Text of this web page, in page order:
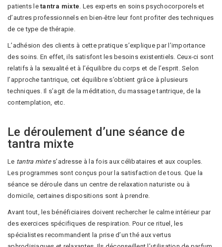
patients letantra mixte . Les experts en soins psychocorporels et
d’autres professionnels en bien-être leur font profiter des techniques
de ce type de thérapie.
L’adhésion des clients à cette pratique s’explique par l’importance
des soins. En effet, ils satisfont les besoins existentiels. Ceux-ci sont
relatifs à la sexualité et à l’équilibre du corps et de l’esprit. Selon
l’approche tantrique, cet équilibre s’obtient grâce à plusieurs
techniques. Il s’agit de la méditation, du massage tantrique, de la
contemplation, etc.
Le déroulement d’une séance de
tantra mixte
Le tantra mixtes’adresse à la fois aux célibataires et aux couples.
Les programmes sont conçus pour la satisfaction de tous. Que la
séance se déroule dans un centre de relaxation naturiste ou à
domicile, certaines dispositions sont à prendre.
Avant tout, les bénéficiaires doivent rechercher le calme intérieur par
des exercices spécifiques de respiration. Pour ce rituel, les
spécialistes recommandent la prise d’un thé aux vertus